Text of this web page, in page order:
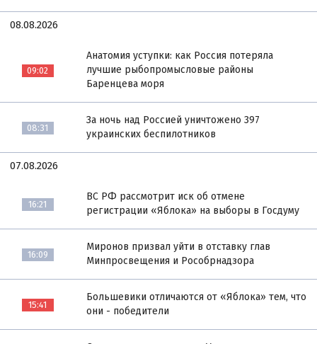
08.08.2026
09:02
Анатомия уступки: как Россия потеряла
лучшие рыбопромысловые районы
Баренцева моря
08:31
За ночь над Россией уничтожено 397
украинских беспилотников
07.08.2026
16:21
ВС РФ рассмотрит иск об отмене
регистрации «Яблока» на выборы в Госдуму
16:09
Миронов призвал уйти в отставку глав
Минпросвещения и Рособрнадзора
15:41
Большевики отличаются от «Яблока» тем, что
они - победители